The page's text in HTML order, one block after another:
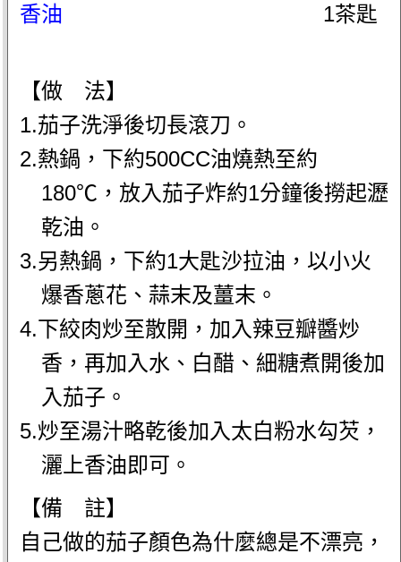
香油
1茶匙
【做 法】
1.茄子洗淨後切長滾刀。
2.熱鍋，下約500CC油燒熱至約
180℃，放入茄子炸約1分鐘後撈起瀝
乾油。
3.另熱鍋，下約1大匙沙拉油，以小火
爆香蔥花、蒜末及薑末。
4.下絞肉炒至散開，加入辣豆瓣醬炒
香，再加入水、白醋、細糖煮開後加
入茄子。
5.炒至湯汁略乾後加入太白粉水勾芡，
灑上香油即可。
【備 註】
自己做的茄子顏色為什麼總是不漂亮，